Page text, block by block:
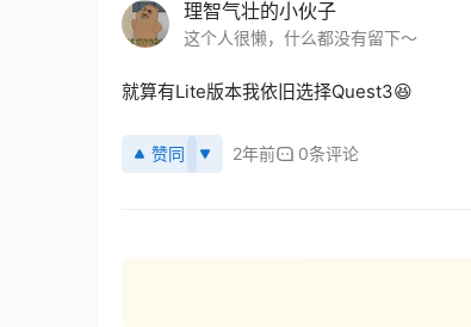
理智气壮的小伙子
这个人很懒，什么都没有留下～
就算有Lite版本我依旧选择Quest3😆
赞同 2年前 0条评论